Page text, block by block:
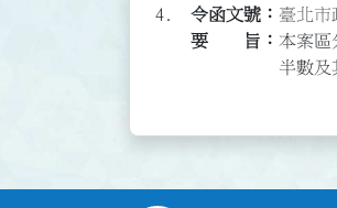
4.
臺北
本案區
半數及